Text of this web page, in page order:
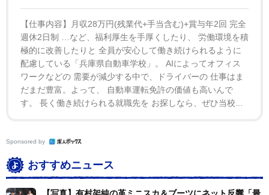
【仕事内容】月収28万円(残業代+手当含む)+賞与年2回 完全
週休2日制 …など、福利厚生を手厚くしたり、 労働環境を積
極的に改善したりと 全員が安心して働き続けられるように
配慮している「兵庫県自動車学校」。 AIによってオフィス
ワークなどの 需要が減少する中で、ドライバーの 仕事はま
だまだ豊富。よって、 自動車運転免許の価値も高いんで
す。 長く働き続けられる就職先を お探しなら、ぜひ当校...
Sponsored by
おすすめニュース